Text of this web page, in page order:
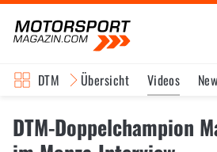
DTM Übersicht Videos
DTM-Doppelchampion